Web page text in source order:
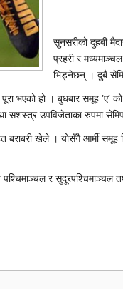
सुनसरीको दुहबी
प्रहरी र
भिड्नेछन् । दुबै
भएको हो । बुधबार समूह ‘ए’
सशस्त्र उपविजेताका रुपमा
बराबरी खेले । योसँगै आर्मी
र सुदूरपश्चिमाञ्चल तथा